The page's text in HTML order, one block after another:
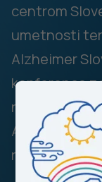
centrom
umetnosti
Alzheimer
konferenco z
naslovom:
realnosti".